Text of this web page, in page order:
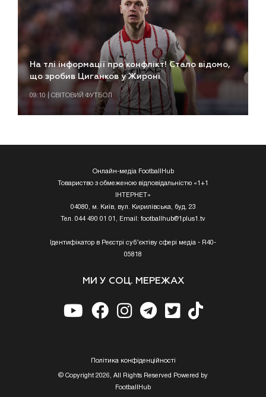
На тлі інформації про конфлікт! Стало відомо,
що зробив Циганков у Жироні
09:10 | СВІТОВИЙ ФУТБОЛ
Онлайн-медіа FootballHub
Товариство з обмеженою відповідальністю «1+1
ІНТЕРНЕТ»
04080, м. Київ, вул. Кирилівська, буд. 23
Тел. 044 490 01 01, Email: footballhub@1plus1.tv
Ідентифікатор в Реєстрі суб’єктіву сфері медіа - R40-
05818
МИ У СОЦ. МЕРЕЖАХ
Полiтика конфiденцiйностi
© Copyright 2026, All Rights Reserved Powered by
FootballHub